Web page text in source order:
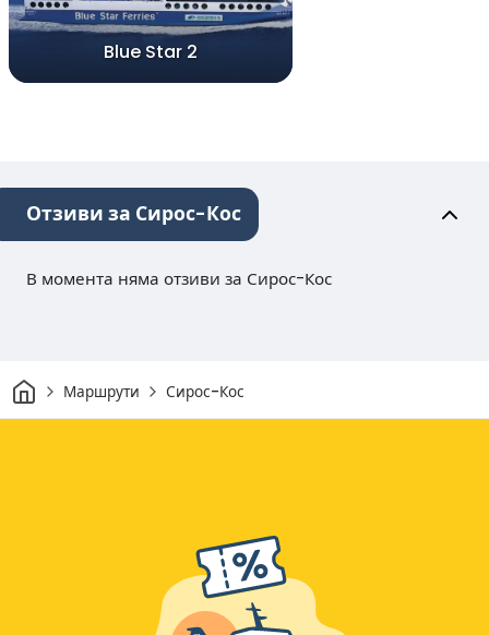
Blue Star 2
Отзиви за Сирос-Кос
В момента няма отзиви за Сирос-Кос
Начало
Маршрути Сирос-Кос